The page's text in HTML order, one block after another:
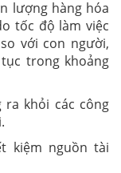
lượng hàng hóa
tốc độ làm việc
với con người,
trong khoảng
khỏi các công
kiệm nguồn tài